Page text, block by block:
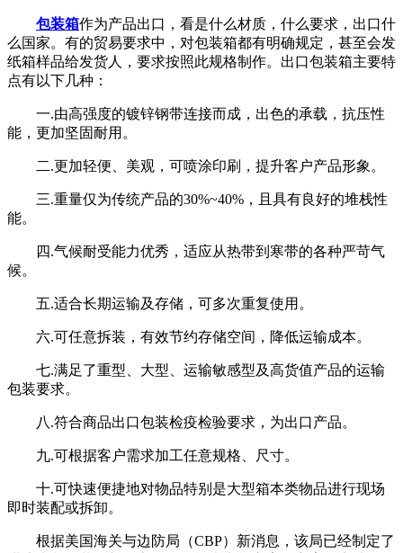
包装箱作为产品出口，看是什么材质，什么要求，出口什
么国家。有的贸易要求中，对包装箱都有明确规定，甚至会发
纸箱样品给发货人，要求按照此规格制作。出口包装箱主要特
点有以下几种：
一.由高强度的镀锌钢带连接而成，出色的承载，抗压性
能，更加坚固耐用。
二.更加轻便、美观，可喷涂印刷，提升客户产品形象。
三.重量仅为传统产品的30%~40%，且具有良好的堆栈性
能。
四.气候耐受能力优秀，适应从热带到寒带的各种严苛气
候。
五.适合长期运输及存储，可多次重复使用。
六.可任意拆装，有效节约存储空间，降低运输成本。
七.满足了重型、大型、运输敏感型及高货值产品的运输
包装要求。
八.符合商品出口包装检疫检验要求，为出口产品。
九.可根据客户需求加工任意规格、尺寸。
十.可快速便捷地对物品特别是大型箱本类物品进行现场
即时装配或拆卸。
根据美国海关与边防局（CBP）新消息，该局已经制定了